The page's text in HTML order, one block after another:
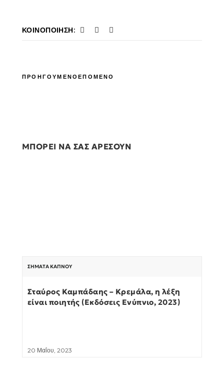
ΚΟΙΝΟΠΟΊΗΣΗ:
ΠΡΟΗΓΟΥΜΕΝΟΕΠΟΜΕΝΟ
ΜΠΟΡΕΙ ΝΑ ΣΑΣ ΑΡΕΣΟΥΝ
ΣΉΜΑΤΑ ΚΑΠΝΟΎ
Σταύρος Καμπάδαης – Κρεμάλα, η λέξη
είναι ποιητής (Εκδόσεις Ενύπνιο, 2023)
20 Μαΐου, 2023